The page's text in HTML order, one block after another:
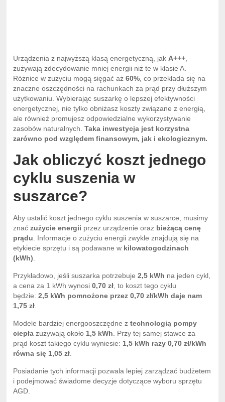
Urządzenia z najwyższą klasą energetyczną, jakA+++,
zużywają zdecydowanie mniej energii niż te w klasie A.
Różnice w zużyciu mogą sięgać aż60%, co przekłada się na
znaczne oszczędności na rachunkach za prąd przy dłuższym
użytkowaniu. Wybierając suszarkę o lepszej efektywności
energetycznej, nie tylko obniżasz koszty związane z energią,
ale również promujesz odpowiedzialne wykorzystywanie
zasobów naturalnych.Taka inwestycja jest korzystna
zarówno pod względem finansowym, jak i ekologicznym.
Jak obliczyć koszt jednego
cyklu suszenia w
suszarce?
Aby ustalić koszt jednego cyklu suszenia w suszarce, musimy
znaćzużycie energii przez urządzenie oraz bieżącą cenę
prądu. Informacje o zużyciu energii zwykle znajdują się na
etykiecie sprzętu i są podawane w kilowatogodzinach
(kWh).
Przykładowo, jeśli suszarka potrzebuje2,5 kWh na jeden cykl,
a cena za 1 kWh wynosi0,70 zł, to koszt tego cyklu
będzie:2,5 kWh pomnożone przez 0,70 zł/kWh daje nam
1,75 zł.
Modele bardziej energooszczędne ztechnologią pompy
ciepła zużywają około 1,5 kWh. Przy tej samej stawce za
prąd koszt takiego cyklu wyniesie: 1,5 kWh razy 0,70 zł/kWh
równa się 1,05 zł.
Posiadanie tych informacji pozwala lepiej zarządzać budżetem
i podejmować świadome decyzje dotyczące wyboru sprzętu
AGD.